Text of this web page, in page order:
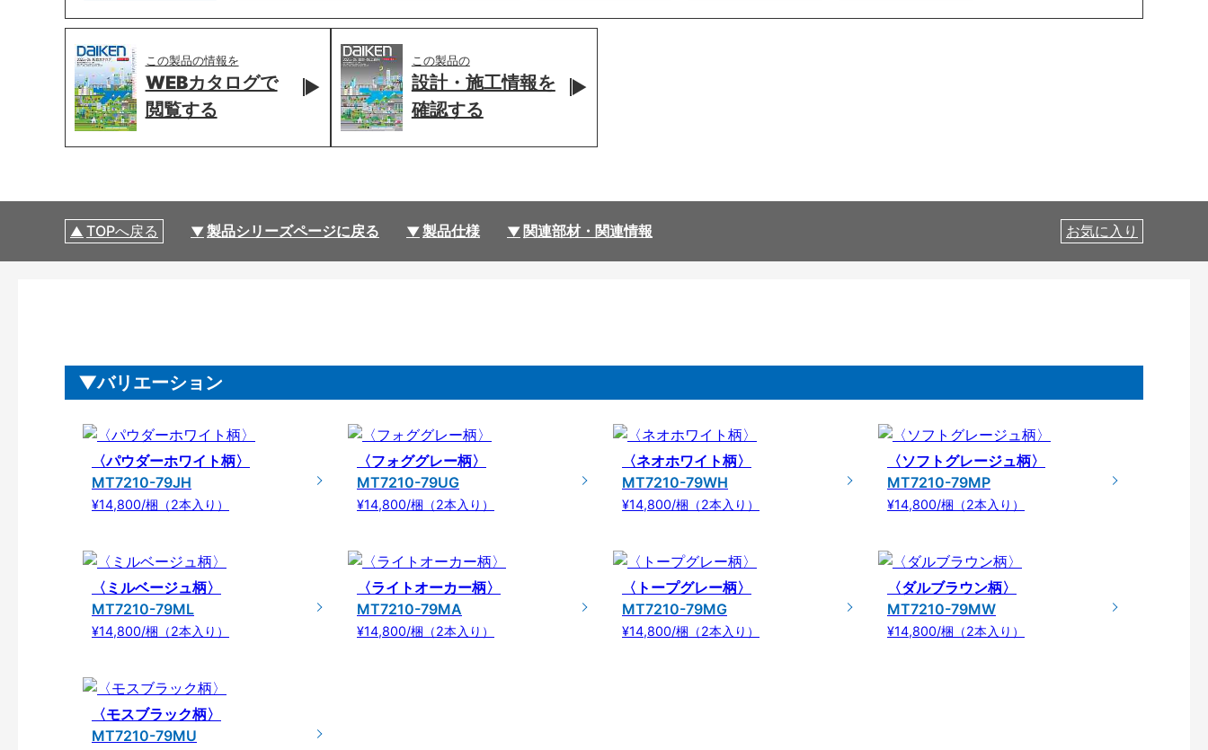
この製品の情報を
WEBカタログで
閲覧する
この製品の
設計・施工情報を
確認する
TOPへ戻る 製品シリーズページに戻る 製品仕様 関連部材・関連情報 お気に入り
バリエーション
〈パウダーホワイト柄〉
MT7210-79JH
¥14,800/梱（2本入り）
〈フォググレー柄〉
MT7210-79UG
¥14,800/梱（2本入り）
〈ネオホワイト柄〉
MT7210-79WH
¥14,800/梱（2本入り）
〈ソフトグレージュ柄〉
MT7210-79MP
¥14,800/梱（2本入り）
〈ミルベージュ柄〉
MT7210-79ML
¥14,800/梱（2本入り）
〈ライトオーカー柄〉
MT7210-79MA
¥14,800/梱（2本入り）
〈トープグレー柄〉
MT7210-79MG
¥14,800/梱（2本入り）
〈ダルブラウン柄〉
MT7210-79MW
¥14,800/梱（2本入り）
〈モスブラック柄〉
MT7210-79MU